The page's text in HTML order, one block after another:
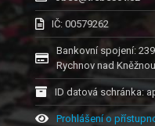
IČ: 00579262
Bankovní spojení:
Rychnov nad Kněžnou
ID datová schránka:
Prohlášení o